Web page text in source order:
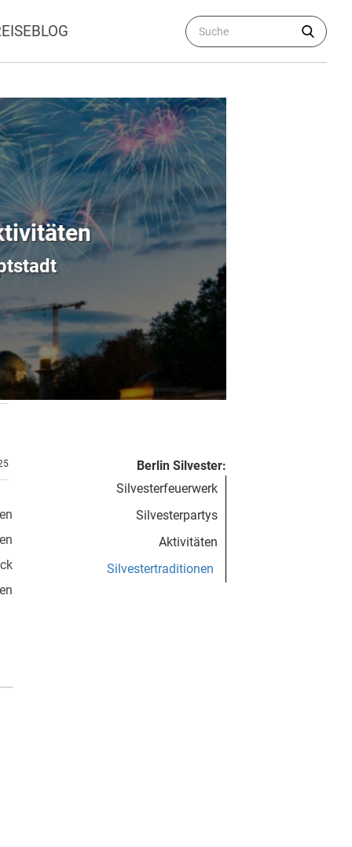
Berlin Silvester:
Silvesterfeuerwerk
Silvesterpartys
Aktivitäten
Silvestertraditionen